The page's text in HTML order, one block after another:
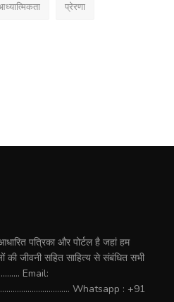
प्रेरणा
पत्रिका और पोर्टल है जहां हम
की जीवनी सहित साहित्य से संबंधित सभी
Email:
Whatsapp : +91